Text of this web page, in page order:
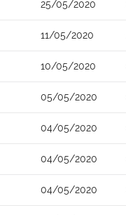
25/05/2020
11/05/2020
10/05/2020
05/05/2020
04/05/2020
04/05/2020
04/05/2020